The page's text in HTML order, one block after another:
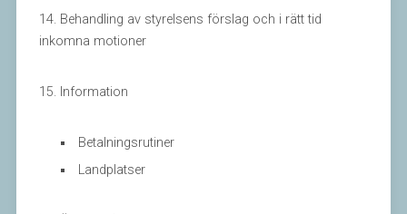
14. Behandling av styrelsens förslag och i rätt tid
inkomna motioner
15. Information
Betalningsrutiner
Landplatser